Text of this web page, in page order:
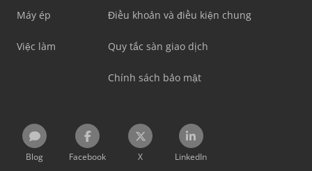
Máy ép
Việc làm
Điều khoản và điều kiện chung
Quy tắc sàn giao dịch
Chính sách bảo mật
Blog Facebook X LinkedIn